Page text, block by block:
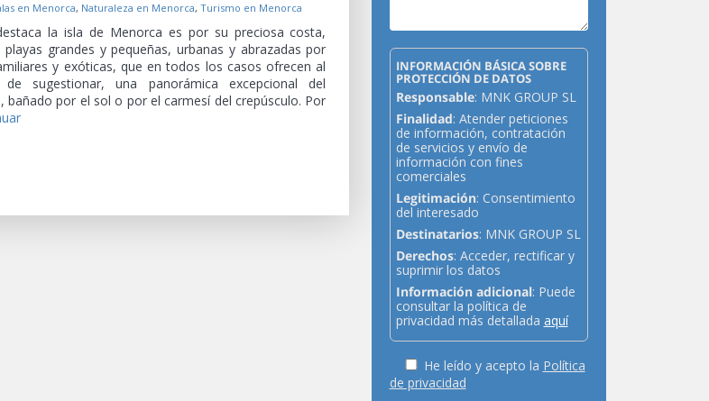
en Menorca, Naturaleza en Menorca, Turismo en Menorca
la isla de Menorca es por su preciosa costa,
grandes y pequeñas, urbanas y abrazadas por
y exóticas, que en todos los casos ofrecen al
sugestionar, una panorámica excepcional del
bañado por el sol o por el carmesí del crepúsculo. Por
INFORMACIÓN BÁSICA SOBRE
PROTECCIÓN DE DATOS
Responsable: MNK GROUP SL
Finalidad: Atender peticiones
de información, contratación
de servicios y envío de
información con fines
comerciales
Legitimación: Consentimiento
del interesado
Destinatarios: MNK GROUP SL
Derechos: Acceder, rectificar y
suprimir los datos
Información adicional: Puede
consultar la política de
privacidad más detallada aquí
He leído y acepto la Política
de privacidad